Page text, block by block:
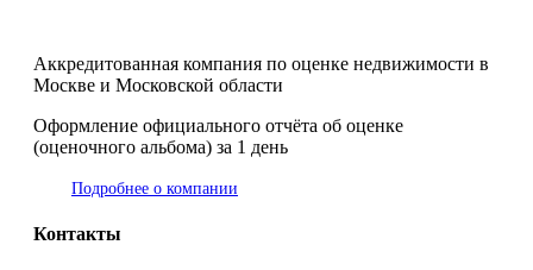
Аккредитованная компания по оценке недвижимости в
Москве и Московской области
Оформление официального отчёта об оценке
(оценочного альбома) за 1 день
Подробнее о компании
Контакты